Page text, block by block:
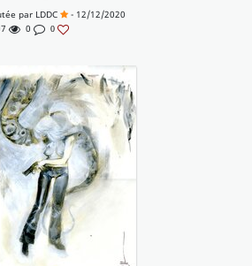
par LDDC
- 12/12/2020
0 0